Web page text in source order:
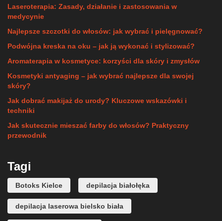
Laseroterapia: Zasady, działanie i zastosowania w
medycynie
Najlepsze szczotki do włosów: jak wybrać i pielęgnować?
Podwójna kreska na oku – jak ją wykonać i stylizować?
Aromaterapia w kosmetyce: korzyści dla skóry i zmysłów
Kosmetyki antyaging – jak wybrać najlepsze dla swojej
skóry?
Jak dobrać makijaż do urody? Kluczowe wskazówki i
techniki
Jak skutecznie mieszać farby do włosów? Praktyczny
przewodnik
Tagi
Botoks Kielce depilacja białołęka
depilacja laserowa bielsko biała